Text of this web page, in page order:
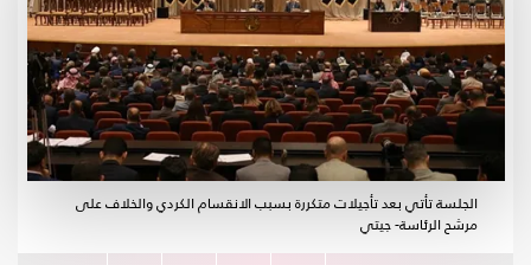
الجلسة تأتي بعد تأجيلات متكررة بسبب الانقسام الكردي والخلاف على
مرشح الرئاسة- جيتي